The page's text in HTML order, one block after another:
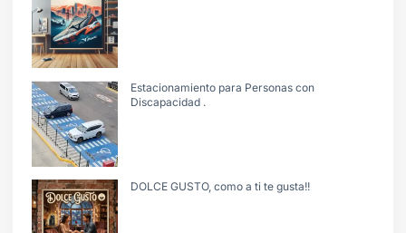
Estacionamiento para Personas con
Discapacidad .
DOLCE GUSTO, como a ti te gusta!!